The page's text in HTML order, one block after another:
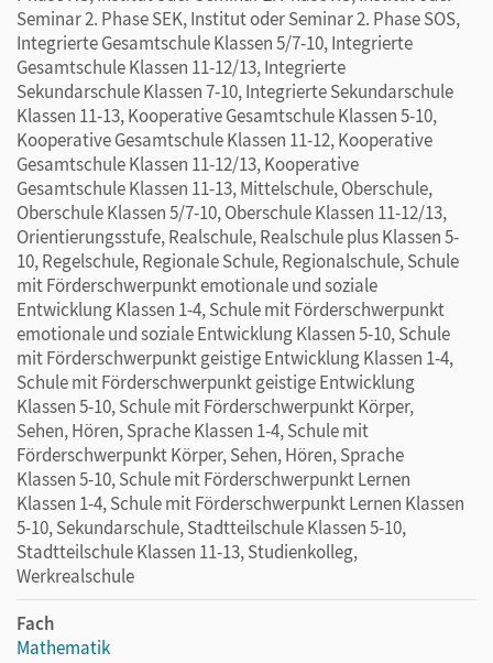
Seminar 2. Phase SEK, Institut oder Seminar 2. Phase SOS,
Integrierte Gesamtschule Klassen 5/7-10, Integrierte
Gesamtschule Klassen 11-12/13, Integrierte
Sekundarschule Klassen 7-10, Integrierte Sekundarschule
Klassen 11-13, Kooperative Gesamtschule Klassen 5-10,
Kooperative Gesamtschule Klassen 11-12, Kooperative
Gesamtschule Klassen 11-12/13, Kooperative
Gesamtschule Klassen 11-13, Mittelschule, Oberschule,
Oberschule Klassen 5/7-10, Oberschule Klassen 11-12/13,
Orientierungsstufe, Realschule, Realschule plus Klassen 5-
10, Regelschule, Regionale Schule, Regionalschule, Schule
mit Förderschwerpunkt emotionale und soziale
Entwicklung Klassen 1-4, Schule mit Förderschwerpunkt
emotionale und soziale Entwicklung Klassen 5-10, Schule
mit Förderschwerpunkt geistige Entwicklung Klassen 1-4,
Schule mit Förderschwerpunkt geistige Entwicklung
Klassen 5-10, Schule mit Förderschwerpunkt Körper,
Sehen, Hören, Sprache Klassen 1-4, Schule mit
Förderschwerpunkt Körper, Sehen, Hören, Sprache
Klassen 5-10, Schule mit Förderschwerpunkt Lernen
Klassen 1-4, Schule mit Förderschwerpunkt Lernen Klassen
5-10, Sekundarschule, Stadtteilschule Klassen 5-10,
Stadtteilschule Klassen 11-13, Studienkolleg,
Werkrealschule
Fach
Mathematik